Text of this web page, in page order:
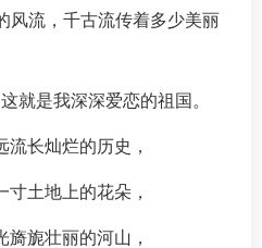
风流，千古流传着多少美丽
就是我深深爱恋的祖国。
流长灿烂的历史，
寸土地上的花朵，
旖旎壮丽的河山，